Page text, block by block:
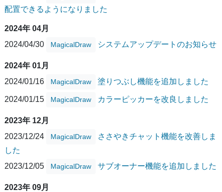
配置できるようになりました
2024年 04月
2024/04/30
MagicalDraw システムアップデートのお知らせ
2024年 01月
2024/01/16
MagicalDraw 塗りつぶし機能を追加しました
2024/01/15 MagicalDraw カラーピッカーを改良しました
2023年 12月
2023/12/24
MagicalDraw
ささやきチャット機能を改善しま
した
2023/12/05
MagicalDraw サブオーナー機能を追加しました
2023年 09月